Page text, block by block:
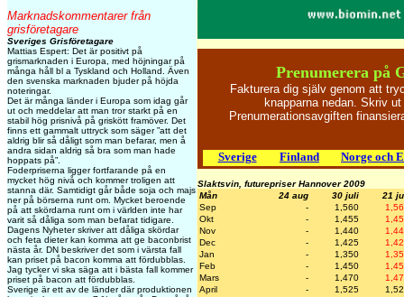
Marknadskommentarer från
grisföretagare
Sveriges Grisföretagare
Mattias Espert: Det är positivt på
grismarknaden i Europa, med höjningar på
många håll bl a Tyskland och Holland. Även
den svenska marknaden bjuder på höjda
noteringar.
Det är många länder i Europa som idag går
ut och meddelar att man tror starkt på en
stabil hög prisnivå på griskött framöver. Det
finns ett gammalt uttryck som säger ”att det
aldrig blir så dåligt som man befarar, men å
andra sidan aldrig så bra som man hade
hoppats på”.
Foderpriserna ligger fortfarande på en
mycket hög nivå och kommer troligen att
stanna där. Samtidigt går både soja och majs
ner på börserna runt om. Mycket beroende
på att skördarna runt om i världen inte har
varit så dåliga som man befarat tidigare.
Dagens Nyheter skriver att dåliga skördar
och feta dieter kan komma att ge baconbrist
nästa år. DN beskriver det som i värsta fall
kan priset på bacon komma att fördubblas.
Jag tycker vi ska säga att i bästa fall kommer
priset på bacon att fördubblas.
Sverige är ett av de länder där produktionen
Prenumerera på
Fakturera dig själv genom att
knapparna nedan. Skriv
Prenumerationsavgiften
Sverige Finland Norge och
Slaktsvin, futurepriser Hannover 2009
Mån
24 aug 30 juli
21
Sep
- 1,560
Okt
- 1,455
Nov
- 1,440
Dec
- 1,425
Jan
- 1,350
Feb
- 1,450
Mars
- 1,470
April
- 1,525